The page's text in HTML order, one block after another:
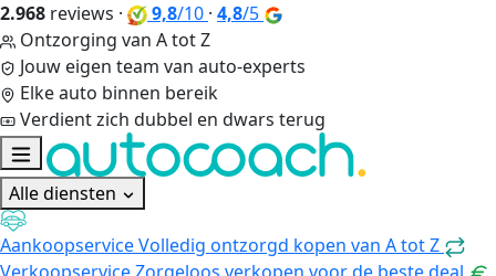
2.968 reviews · 9,8/10 · 4,8/5
Ontzorging van A tot Z
Jouw eigen team van auto-experts
Elke auto binnen bereik
Verdient zich dubbel en dwars terug
Alle diensten
AankoopserviceVolledig ontzorgd kopen van A tot Z